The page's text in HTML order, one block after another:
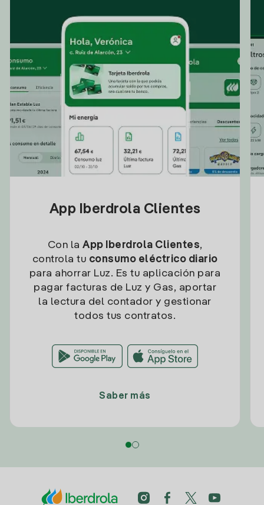
App Iberdrola Clientes
Con la App Iberdrola Clientes,
controla tu consumo eléctrico diario
para ahorrar Luz. Es tu aplicación para
pagar facturas de Luz y Gas, aportar
la lectura del contador y gestionar
todos tus contratos.
Saber más